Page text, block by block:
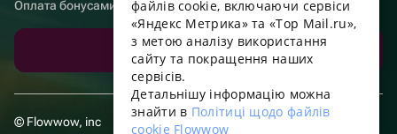
Оплата бонусами, самовивіз, зручний чат підтримки
Завантажити додаток
© Flowwow, inc
SPANISH
HUNGARIAN
FRENCH
файлів cookie, включаючи сервіси
«Яндекс Метрика» та «Top Mail.ru»,
з метою аналізу використання
сайту та покращення наших
сервісів.
Детальнішу інформацію можна
знайти в Політиці щодо файлів
cookie Flowwow